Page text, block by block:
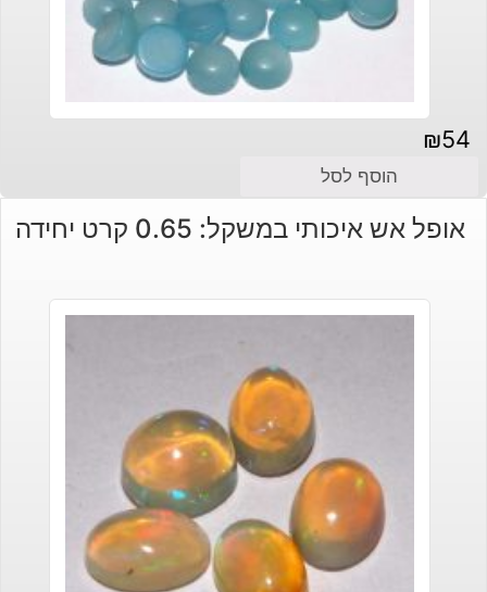
₪54
הוסף לסל
אופל אש איכותי במשקל: 0.65 קרט יחידה